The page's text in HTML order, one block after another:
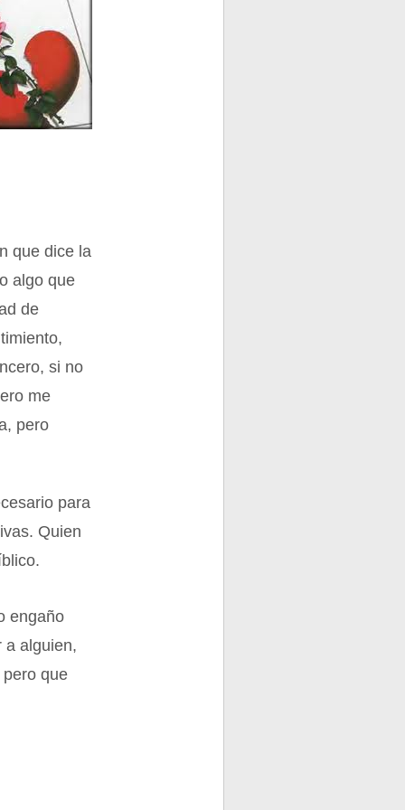
que dice la
algo que
de
si no
me
pero
para
Quien
engaño
a alguien,
que